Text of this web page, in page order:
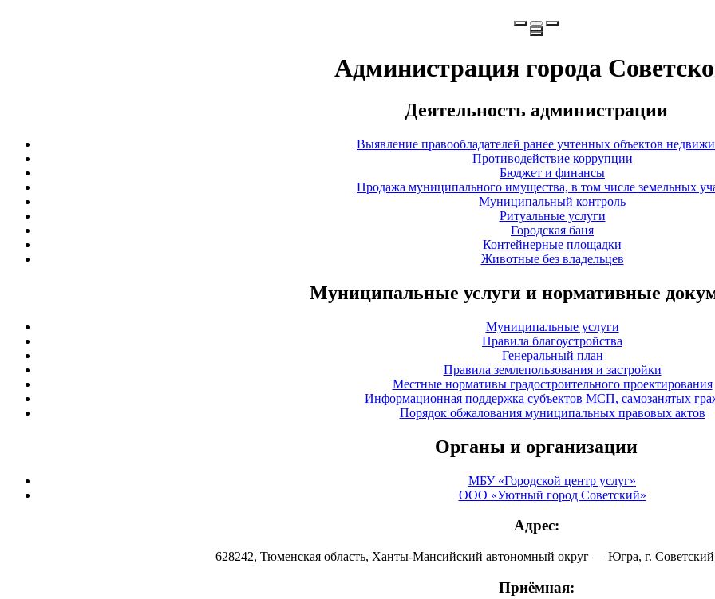
Администрация города
Деятельность администрации
Выявление правообладателей ранее учтенных объектов
Противодействие коррупции
Бюджет и финансы
Продажа муниципального имущества, в том числе земельных
Муниципальный контроль
Ритуальные услуги
Городская баня
Контейнерные площадки
Животные без владельцев
Муниципальные услуги и нормативные
Муниципальные услуги
Правила благоустройства
Генеральный план
Правила землепользования и застройки
Местные нормативы градостроительного проектирования
Информационная поддержка субъектов МСП, самозанятых
Порядок обжалования муниципальных правовых актов
Органы и организации
МБУ «Городской центр услуг»
ООО «Уютный город Советский»
Адрес:
628242, Тюменская область, Ханты-Мансийский автономный округ — Югра, г.
Приёмная: